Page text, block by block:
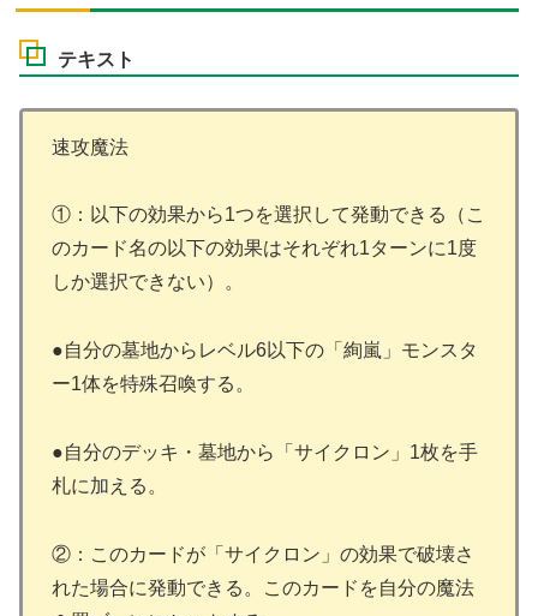
テキスト
速攻魔法
①：以下の効果から1つを選択して発動できる（こ
のカード名の以下の効果はそれぞれ1ターンに1度
しか選択できない）。
●自分の墓地からレベル6以下の「絢嵐」モンスタ
ー1体を特殊召喚する。
●自分のデッキ・墓地から「サイクロン」1枚を手
札に加える。
②：このカードが「サイクロン」の効果で破壊さ
れた場合に発動できる。このカードを自分の魔法